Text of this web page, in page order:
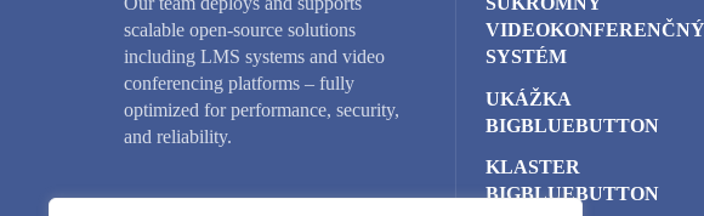
scalable open-source solutions
including LMS systems and video
conferencing platforms – fully
optimized for performance, security,
and reliability.
VIDEOKONFERENČNÝ
SYSTÉM
UKÁŽKA
BIGBLUEBUTTON
KLASTER
BIGBLUEBUTTON